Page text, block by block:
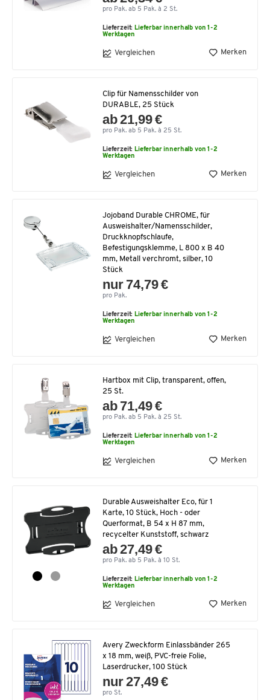
pro Pak. ab 5 Pak. à 2 St.
Lieferzeit: Lieferbar innerhalb von 1-2
Werktagen
Vergleichen Merken
Clip für Namensschilder von
DURABLE, 25 Stück
ab 21,99 €
pro Pak. ab 5 Pak. à 25 St.
Lieferzeit: Lieferbar innerhalb von 1-2
Werktagen
Vergleichen Merken
Jojoband Durable CHROME, für
Ausweishalter/Namensschilder,
Druckknopfschlaufe,
Befestigungsklemme, L 800 x B 40
mm, Metall verchromt, silber, 10
Stück
nur 74,79 €
pro Pak.
Lieferzeit: Lieferbar innerhalb von 1-2
Werktagen
Vergleichen Merken
Hartbox mit Clip, transparent, offen,
25 St.
ab 71,49 €
pro Pak. ab 5 Pak. à 25 St.
Lieferzeit: Lieferbar innerhalb von 1-2
Werktagen
Vergleichen Merken
Durable Ausweishalter Eco, für 1
Karte, 10 Stück, Hoch - oder
Querformat, B 54 x H 87 mm,
recycelter Kunststoff, schwarz
ab 27,49 €
pro Pak. ab 5 Pak. à 10 St.
Lieferzeit: Lieferbar innerhalb von 1-2
Werktagen
Vergleichen Merken
Avery Zweckform Einlassbänder 265
x 18 mm, weiß, PVC-freie Folie,
Laserdrucker, 100 Stück
nur 27,49 €
pro St.